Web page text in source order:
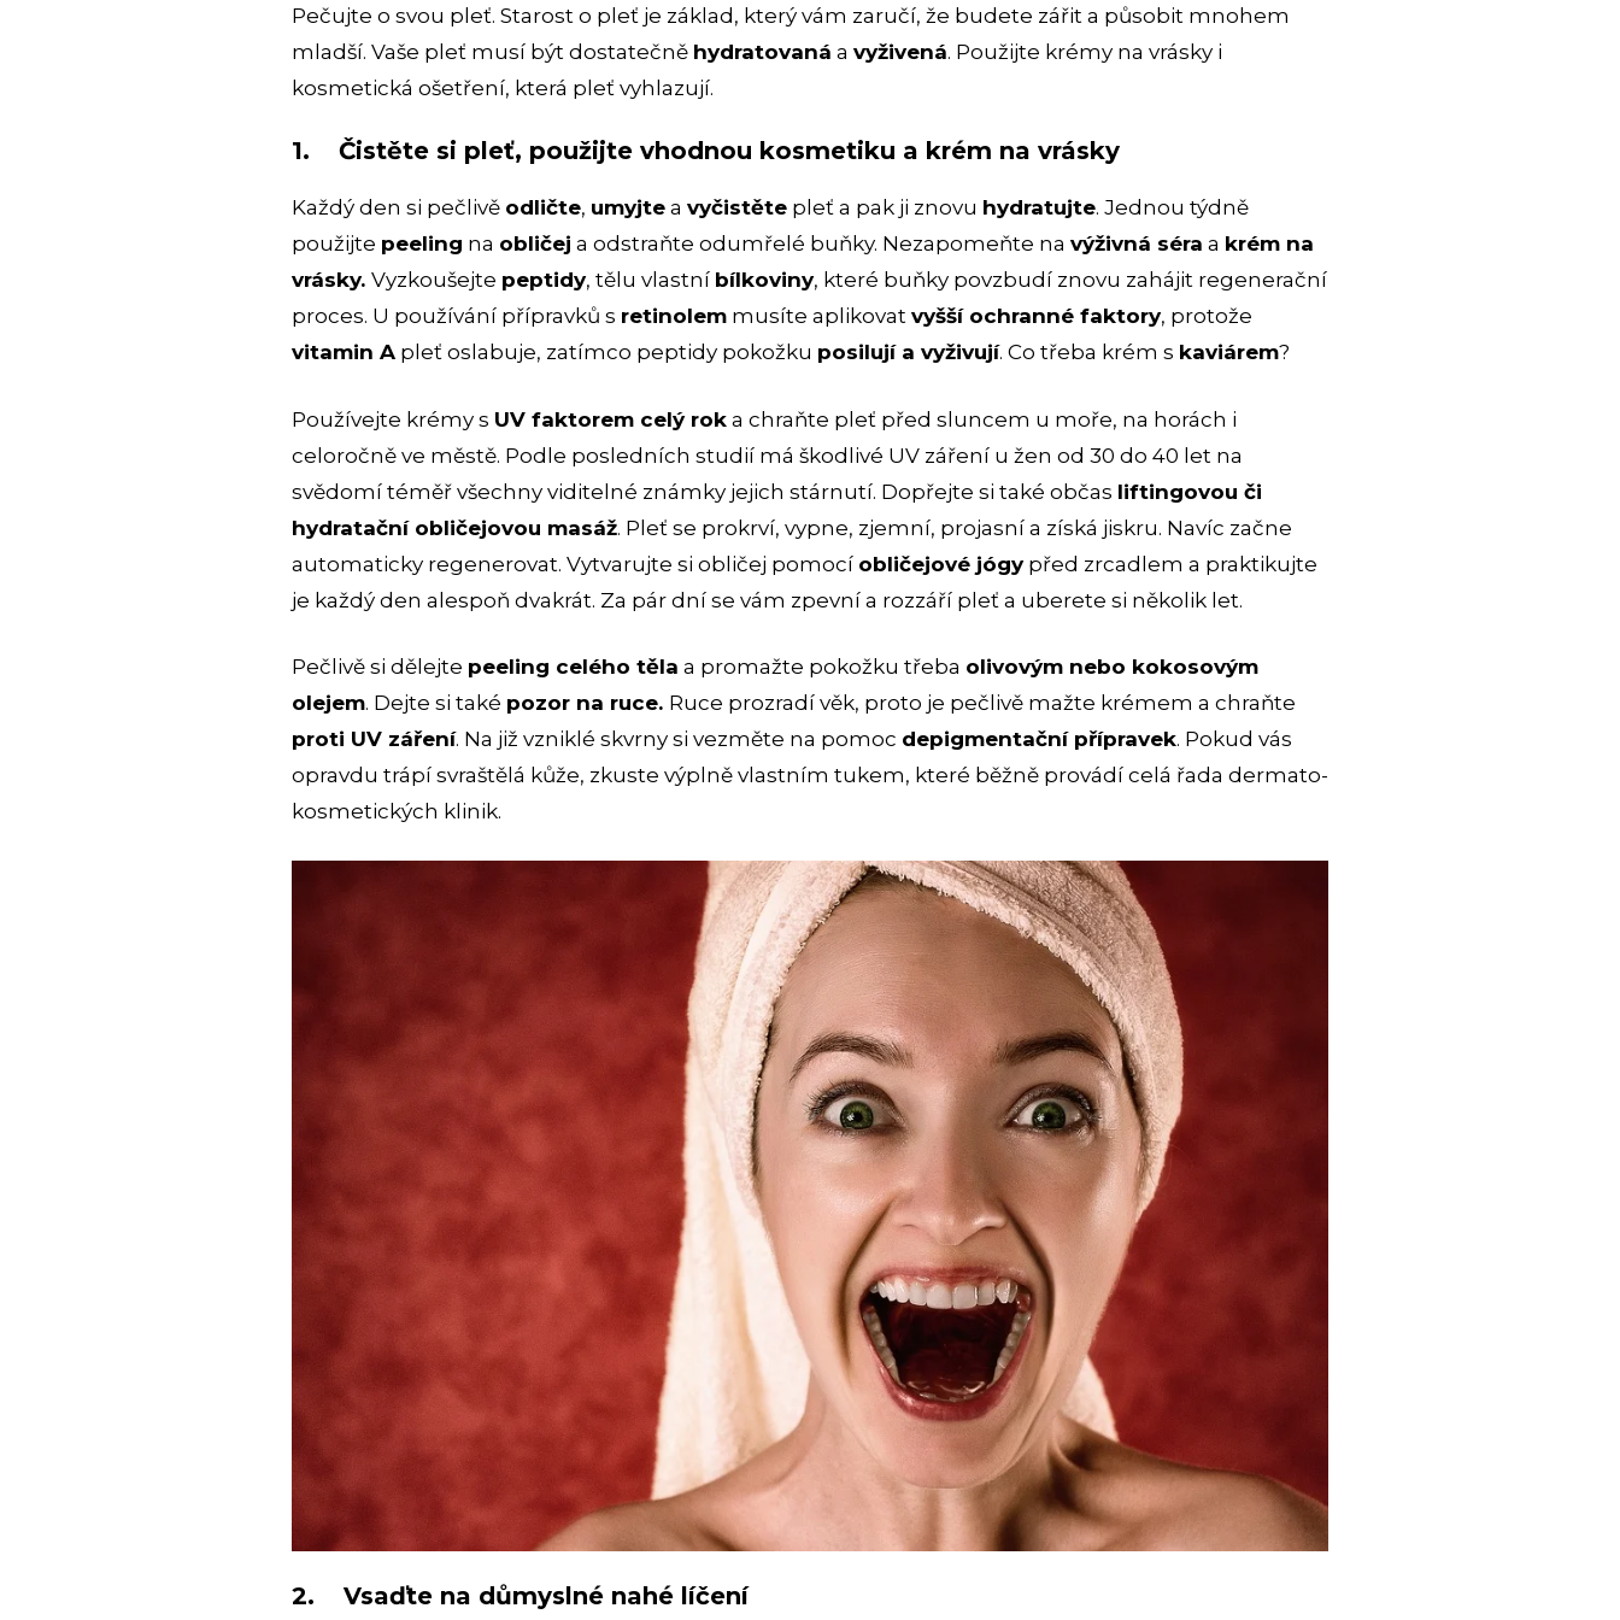
Pečujte o svou pleť. Starost o pleť je základ, který vám zaručí, že budete zářit a působit mnohem
mladší. Vaše pleť musí být dostatečně hydratovaná a vyživená. Použijte krémy na vrásky i
kosmetická ošetření, která pleť vyhlazují.
1. Čistěte si pleť, použijte vhodnou kosmetiku a krém na vrásky
Každý den si pečlivě odličte, umyjte a vyčistěte pleť a pak ji znovu hydratujte. Jednou týdně
použijte peeling na obličej a odstraňte odumřelé buňky. Nezapomeňte na výživná séra a krém na
vrásky. Vyzkoušejte peptidy, tělu vlastní bílkoviny, které buňky povzbudí znovu zahájit regenerační
proces. U používání přípravků s retinolem musíte aplikovat vyšší ochranné faktory, protože
vitamin A pleť oslabuje, zatímco peptidy pokožku posilují a vyživují. Co třeba krém s kaviárem?
Používejte krémy s UV faktorem celý rok a chraňte pleť před sluncem u moře, na horách i
celoročně ve městě. Podle posledních studií má škodlivé UV záření u žen od 30 do 40 let na
svědomí téměř všechny viditelné známky jejich stárnutí. Dopřejte si také občas liftingovou či
hydratační obličejovou masáž. Pleť se prokrví, vypne, zjemní, projasní a získá jiskru. Navíc začne
automaticky regenerovat. Vytvarujte si obličej pomocí obličejové jógypřed zrcadlem a praktikujte
je každý den alespoň dvakrát. Za pár dní se vám zpevní a rozzáří pleť a uberete si několik let.
Pečlivě si dělejte peeling celého těla a promažte pokožku třeba olivovým nebo kokosovým
olejem. Dejte si také pozor na ruce. Ruce prozradí věk, proto je pečlivě mažte krémem a chraňte
proti UV záření. Na již vzniklé skvrny si vezměte na pomoc depigmentační přípravek. Pokud vás
opravdu trápí svraštělá kůže, zkuste výplně vlastním tukem, které běžně provádí celá řada dermato-
kosmetických klinik.
2. Vsaďte na důmyslné nahé líčení